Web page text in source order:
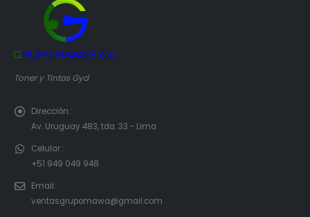
Toner y Tintas Gyd
Dirección::
Av. Uruguay 483, tda. 33 - Lima
Celular::
+51 949 049 948
Email:
ventasgrupomawa@gmail.com